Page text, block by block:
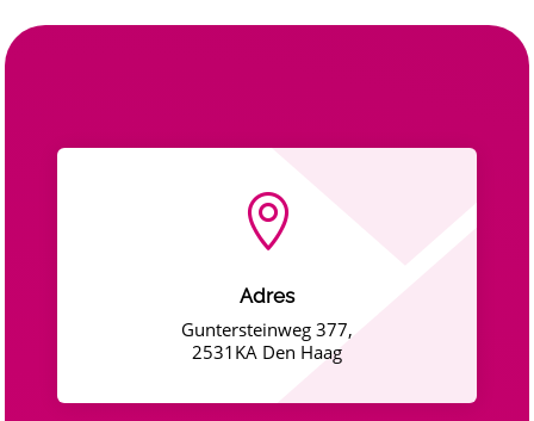

Adres
Guntersteinweg 377,
2531KA Den Haag